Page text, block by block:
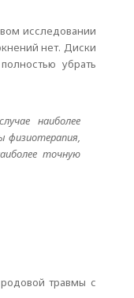
исследовании
нет. Диски
убрать
наиболее
физиотерапия,
точную
травмы с